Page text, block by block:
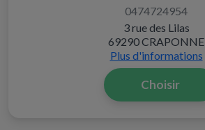
0474724954
3 rue des Lilas
69290 CRAPONNE
Plus d'informations
Choisir